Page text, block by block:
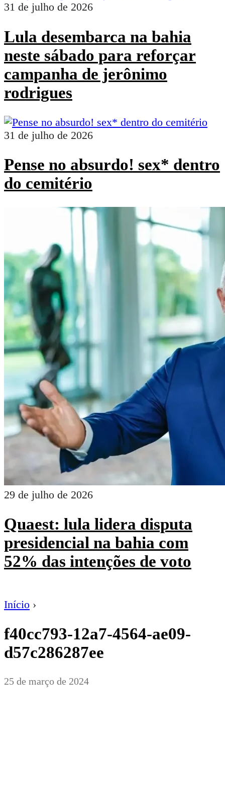
31 de julho de 2026
Lula desembarca na bahia
neste sábado para reforçar
campanha de jerônimo
rodrigues
31 de julho de 2026
Pense no absurdo! sex* dentro
do cemitério
29 de julho de 2026
Quaest: lula lidera disputa
presidencial na bahia com
52% das intenções de voto
Início ›
f40cc793-12a7-4564-ae09-
d57c286287ee
25 de março de 2024